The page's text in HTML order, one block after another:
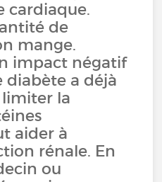
cardiaque.
de
mange.
impact négatif
diabète a déjà
limiter la
aider à
rénale. En
ou